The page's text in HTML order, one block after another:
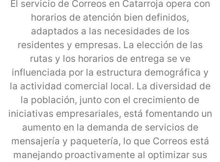
El servicio de Correos en Catarroja opera con
horarios de atención bien definidos,
adaptados a las necesidades de los
residentes y empresas. La elección de las
rutas y los horarios de entrega se ve
influenciada por la estructura demográfica y
la actividad comercial local. La diversidad de
la población, junto con el crecimiento de
iniciativas empresariales, está fomentando un
aumento en la demanda de servicios de
mensajería y paquetería, lo que Correos está
manejando proactivamente al optimizar sus